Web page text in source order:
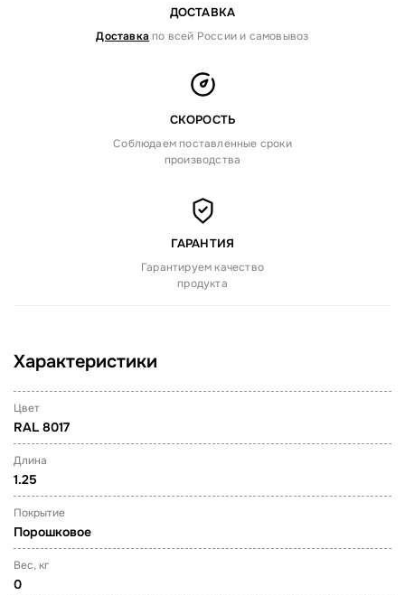
ДОСТАВКА
Доставка по всей России и самовывоз
СКОРОСТЬ
Соблюдаем поставленные сроки
производства
ГАРАНТИЯ
Гарантируем качество
продукта
Характеристики
Цвет
RAL 8017
Длина
1.25
Покрытие
Порошковое
Вес, кг
0